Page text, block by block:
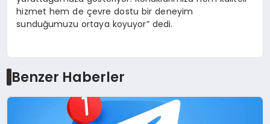
hizmet hem de çevre dostu bir deneyim
sunduğumuzu ortaya koyuyor” dedi.
Benzer Haberler